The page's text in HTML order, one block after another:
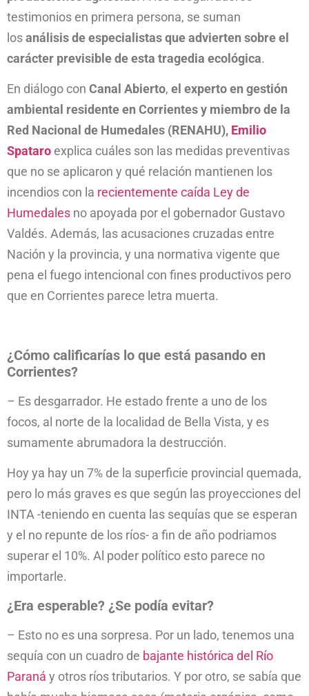
testimonios en primera persona, se suman
losanálisis de especialistas que advierten sobre el
carácter previsible de esta tragedia ecológica.
En diálogo con Canal Abierto, el experto en gestión
ambiental residente en Corrientes y miembro de la
Red Nacional de Humedales (RENAHU), Emilio
Spataro explica cuáles son las medidas preventivas
que no se aplicaron y qué relación mantienen los
incendios con la recientemente caída Ley de
Humedales no apoyada por el gobernador Gustavo
Valdés. Además, las acusaciones cruzadas entre
Nación y la provincia, y una normativa vigente que
pena el fuego intencional con fines productivos pero
que en Corrientes parece letra muerta.
¿Cómo calificarías lo que está pasando en
Corrientes?
– Es desgarrador. He estado frente a uno de los
focos, al norte de la localidad de Bella Vista, y es
sumamente abrumadora la destrucción.
Hoy ya hay un 7% de la superficie provincial quemada,
pero lo más graves es que según las proyecciones del
INTA -teniendo en cuenta las sequías que se esperan
y el no repunte de los ríos- a fin de año podriamos
superar el 10%. Al poder político esto parece no
importarle.
¿Era esperable? ¿Se podía evitar?
– Esto no es una sorpresa. Por un lado, tenemos una
sequía con un cuadro de bajante histórica del Río
Paraná y otros ríos tributarios. Y por otro, se sabía que